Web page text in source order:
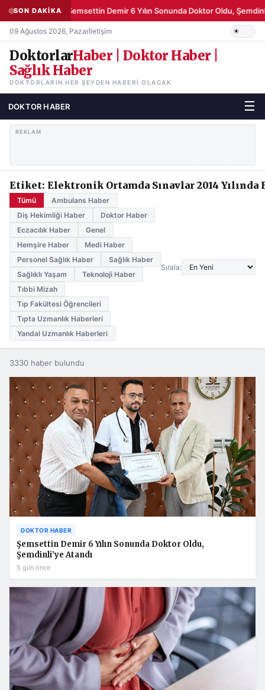
SON DAKİKA Şemsettin Demir 6 Yılın Sonunda Doktor Oldu,
09 Ağustos 2026, Pazarİletişim
DoktorlarHaber | Doktor Haber |
Sağlık Haber
DOKTORLARIN HER ŞEYDEN HABERI OLACAK
DOKTOR HABER ☰
REKLAM
Etiket: Elektronik Ortamda Sınavlar 2014 Yılında
Tümü
Ambulans Haber
Diş Hekimliği Haber
Doktor Haber
Eczacılık Haber
Genel
Hemşire Haber
Medi Haber
Personel Sağlık Haber
Sağlık Haber
Sağlıklı Yaşam
Teknoloji Haber
Tıbbi Mizah
Tıp Fakültesi Öğrencileri
Tıpta Uzmanlık Haberleri
Yandal Uzmanlık Haberleri
Sırala:
3330 haber bulundu
DOKTOR HABER
Şemsettin Demir 6 Yılın Sonunda Doktor Oldu,
Şemdinli’ye Atandı
5 gün önce